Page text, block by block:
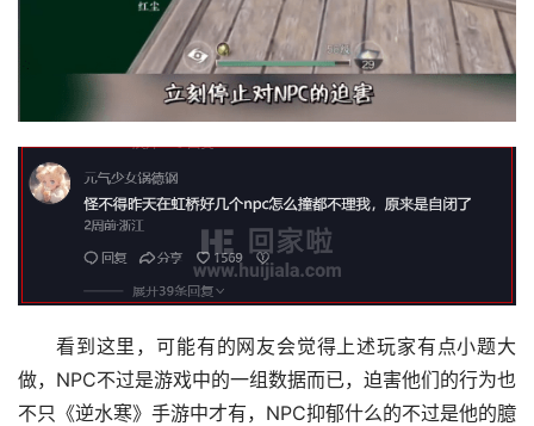
看到这里，可能有的网友会觉得上述玩家有点小题大
做，NPC不过是游戏中的一组数据而已，迫害他们的行为也
不只《逆水寒》手游中才有，NPC抑郁什么的不过是他的臆